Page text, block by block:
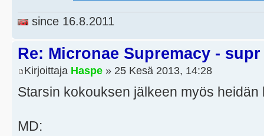
since 16.8.2011
Re: Micronae Supremacy - supr
Kirjoittaja Haspe » 25 Kesä 2013, 14:28
Starsin kokouksen jälkeen myös heidän
MD: